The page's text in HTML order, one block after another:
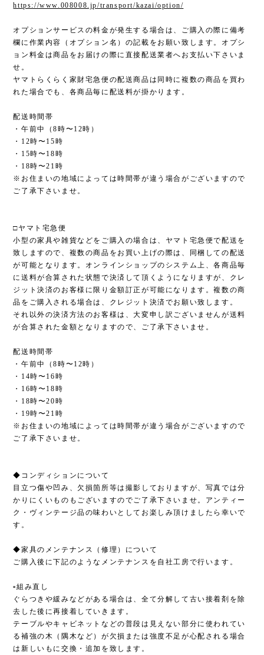
https://www.008008.jp/transport/kazai/option/
オプションサービスの料金が発生する場合は、ご購入の際に備考
欄に作業内容（オプション名）の記載をお願い致します。オプシ
ョン料金は商品をお届けの際に直接配送業者へお支払い下さいま
せ。
ヤマトらくらく家財宅急便の配送商品は同時に複数の商品を買わ
れた場合でも、各商品毎に配送料が掛かります。
配送時間帯
・午前中（8時〜12時）
・12時〜15時
・15時〜18時
・18時〜21時
※お住まいの地域によっては時間帯が違う場合がございますので
ご了承下さいませ。
□ヤマト宅急便
小型の家具や雑貨などをご購入の場合は、ヤマト宅急便で配送を
致しますので、複数の商品をお買い上げの際は、同梱しての配送
が可能となります。オンラインショップのシステム上、各商品毎
に送料が合算された状態で決済して頂くようになりますが、クレ
ジット決済のお客様に限り金額訂正が可能になります。複数の商
品をご購入される場合は、クレジット決済でお願い致します。
それ以外の決済方法のお客様は、大変申し訳ございませんが送料
が合算された金額となりますので、ご了承下さいませ。
配送時間帯
・午前中（8時〜12時）
・14時〜16時
・16時〜18時
・18時〜20時
・19時〜21時
※お住まいの地域によっては時間帯が違う場合がございますので
ご了承下さいませ。
◆コンディションについて
目立つ傷や凹み、欠損箇所等は撮影しておりますが、写真では分
かりにくいものもございますのでご了承下さいませ。アンティー
ク・ヴィンテージ品の味わいとしてお楽しみ頂けましたら幸いで
す。
◆家具のメンテナンス（修理）について
ご購入後に下記のようなメンテナンスを自社工房で行います。
▫︎組み直し
ぐらつきや緩みなどがある場合は、全て分解して古い接着剤を除
去した後に再接着していきます。
テーブルやキャビネットなどの普段は見えない部分に使われてい
る補強の木（隅木など）が欠損または強度不足が心配される場合
は新しいもに交換・追加を致します。